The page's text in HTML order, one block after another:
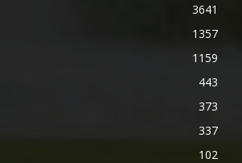
3641
1357
1159
443
373
337
102